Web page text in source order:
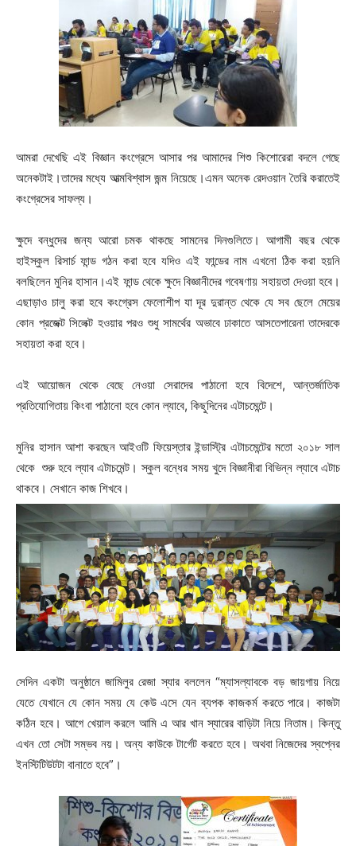
আমরা দেখেছি এই বিজ্ঞান কংগ্রেসে আসার পর আমাদের শিশু কিশোরেরা বদলে গেছে
অনেকটাই।তাদের মধ্যে আত্মবিশ্বাস জন্ম নিয়েছে।এমন অনেক রেদওয়ান তৈরি করাতেই
কংগ্রেসের সাফল্য।
ক্ষুদে বন্ধুদের জন্য আরো চমক থাকছে সামনের দিনগুলিতে। আগামী বছর থেকে
হাইস্কুল রিসার্চ ফান্ড গঠন করা হবে যদিও এই ফান্ডের নাম এখনো ঠিক করা হয়নি
বলছিলেন মুনির হাসান।এই ফান্ড থেকে ক্ষুদে বিজ্ঞানীদের গবেষণায় সহায়তা দেওয়া হবে।
এছাড়াও চালু করা হবে কংগ্রেস ফেলোশীপ যা দূর দুরান্ত থেকে যে সব ছেলে মেয়ের
কোন প্রজেক্ট সিলেক্ট হওয়ার পরও শুধু সামর্থের অভাবে ঢাকাতে আসতেপারেনা তাদেরকে
সহায়তা করা হবে।
এই আয়োজন থেকে বেছে নেওয়া সেরাদের পাঠানো হবে বিদেশে, আন্তর্জাতিক
প্রতিযোগিতায় কিংবা পাঠানো হবে কোন ল্যাবে, কিছুদিনের এটাচমেন্টে।
মুনির হাসান আশা করছেন আইওটি ফিয়েস্তার ইন্ডাস্ট্রি এটাচমেন্টের মতো ২০১৮ সাল
থেকে শুরু হবে ল্যাব এটাচমেন্ট। স্কুল বন্ধের সময় খুদে বিজ্ঞানীরা বিভিন্ন ল্যাবে এটাচ
থাকবে। সেখানে কাজ শিখবে।
সেদিন একটা অনুষ্ঠানে জামিলুর রেজা স্যার বললেন “ম্যাসল্যাবকে বড় জায়গায় নিয়ে
যেতে যেখানে যে কোন সময় যে কেউ এসে যেন ব্যপক কাজকর্ম করতে পারে। কাজটা
কঠিন হবে। আগে খেয়াল করলে আমি এ আর খান স্যারের বাড়িটা নিয়ে নিতাম। কিন্তু
এখন তো সেটা সম্ভব নয়। অন্য কাউকে টার্গেট করতে হবে। অথবা নিজেদের স্বপ্নের
ইনস্টিটিউটটা বানাতে হবে”।